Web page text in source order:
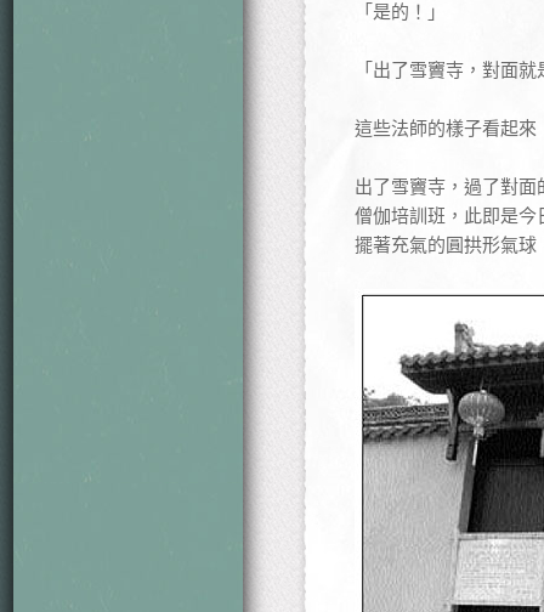
「是的！」
「出了雪竇寺，對面
這些法師的樣子看起
出了雪竇寺，過了對
僧伽培訓班，此即是
擺著充氣的圓拱形氣